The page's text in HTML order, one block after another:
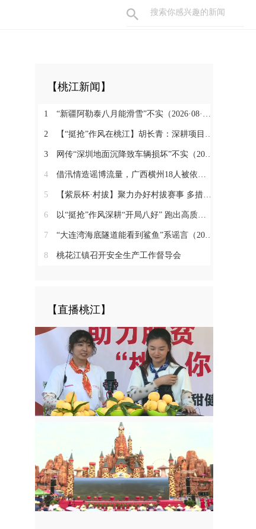
【桃江新闻】
1 “新疆阿勒泰八月能滑雪”不实（2026·08·07）
2 【“挺抢”作风在桃江】胡长青：深耕项目一线 实干抢拼促发展
3 网传“深圳地面沉降致车辆损坏”不实（2026·08·06）
4 借汛情造谣博流量，广西横州18人被依法查处（2026·08·05）
5 【紫辰杯·村拔】聚力办好村拔赛事 多措释放消费活力
6 以“挺抢”作风深耕“开局八好” 跑出高质量发展加速度
7 “大连湾海底隧道能看到鲨鱼”系谣言（2026·08·04）
8 桃花江镇召开安全生产工作督导会
【直播桃江】